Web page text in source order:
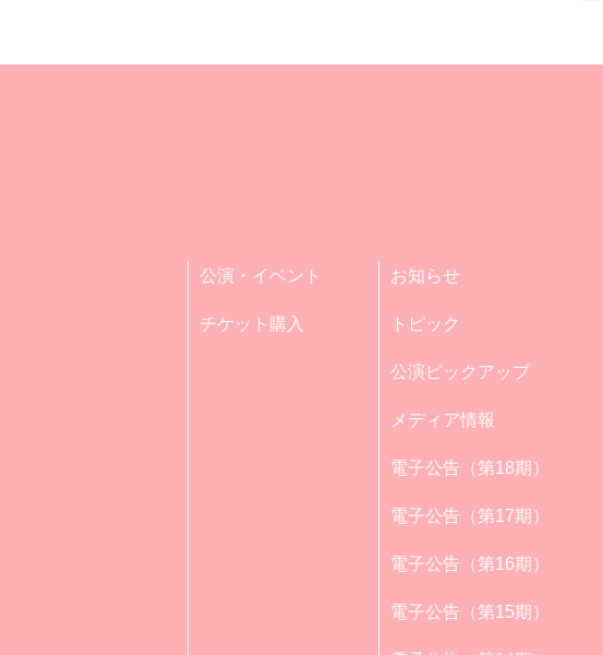
公演・イベント
チケット購入
お知らせ
トピック
公演ピックアップ
メディア情報
電子公告（第18期）
電子公告（第17期）
電子公告（第16期）
電子公告（第15期）